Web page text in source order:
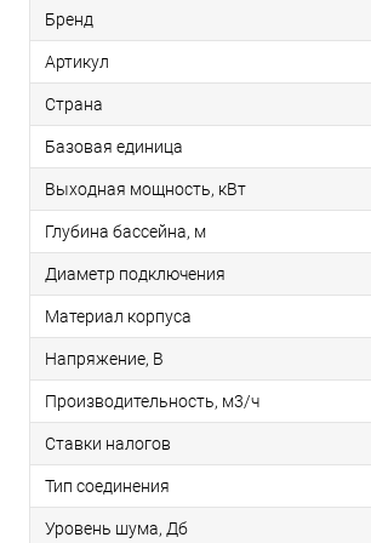
Бренд
Артикул
Страна
Базовая единица
Выходная мощность, кВт
Глубина бассейна, м
Диаметр подключения
Материал корпуса
Напряжение, В
Производительность, м3/ч
Ставки налогов
Тип соединения
Уровень шума, Дб